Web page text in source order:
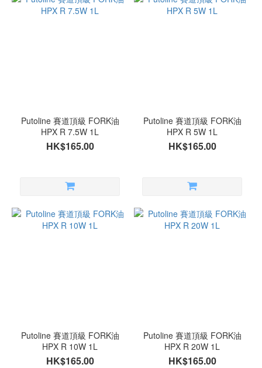
Putoline 賽道頂級 FORK油
HPX R 7.5W 1L
HK$165.00
Putoline 賽道頂級 FORK油
HPX R 5W 1L
HK$165.00
Putoline 賽道頂級 FORK油
HPX R 10W 1L
HK$165.00
Putoline 賽道頂級 FORK油
HPX R 20W 1L
HK$165.00